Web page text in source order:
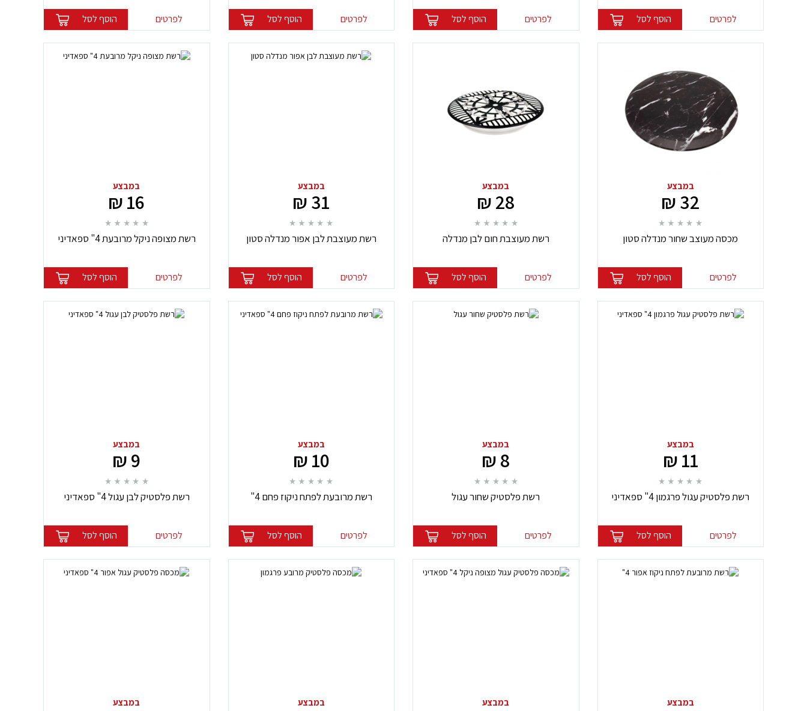
לפרטים הוסף לסל לפרטים הוסף לסל לפרטים הוסף לסל לפרטים הוסף לסל
במבצע
32 ₪
מכסה מעוצב שחור מנדלה סטון
לפרטים הוסף לסל
במבצע
28 ₪
רשת מעוצבת חום לבן מנדלה
לפרטים הוסף לסל
במבצע
31 ₪
רשת מעוצבת לבן אפור מנדלה סטון
לפרטים הוסף לסל
במבצע
16 ₪
רשת מצופה ניקל מרובעת 4" ספאדיני
לפרטים הוסף לסל
במבצע
11 ₪
רשת פלסטיק עגול פרגמון 4" ספאדיני
לפרטים הוסף לסל
במבצע
8 ₪
רשת פלסטיק שחור עגול
לפרטים הוסף לסל
במבצע
10 ₪
רשת מרובעת לפתח ניקוז פחם 4"
לפרטים הוסף לסל
במבצע
9 ₪
רשת פלסטיק לבן עגול 4" ספאדיני
לפרטים הוסף לסל
במבצע במבצע במבצע במבצע